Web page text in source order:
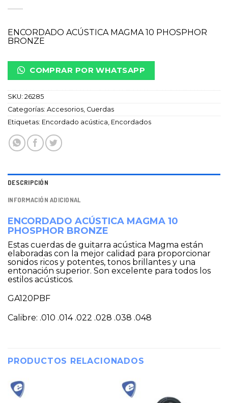
ENCORDADO ACÚSTICA MAGMA 10 PHOSPHOR
BRONZE
COMPRAR POR WHATSAPP
SKU: 26285
Categorías: Accesorios Cuerdas
Etiquetas: Encordado acústica Encordados
DESCRIPCIÓN
INFORMACIÓN ADICIONAL
ENCORDADO ACÚSTICA MAGMA 10
PHOSPHOR BRONZE
Estas cuerdas de guitarra acústica Magma están
elaboradas con la mejor calidad para proporcionar
sonidos ricos y potentes, tonos brillantes y una
entonación superior. Son excelente para todos los
estilos acústicos.
GA120PBF
Calibre: .010 .014 .022 .028 .038 .048
PRODUCTOS RELACIONADOS